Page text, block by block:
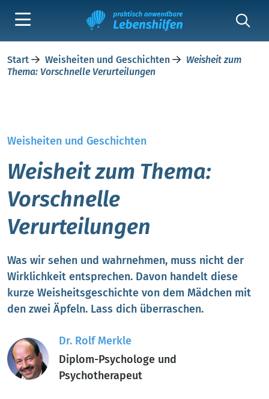
Start Weisheiten und Geschichten
Weisheit zum
Thema: Vorschnelle Verurteilungen
Weisheiten und Geschichten
Weisheit zum Thema:
Vorschnelle
Verurteilungen
Was wir sehen und wahrnehmen, muss nicht der
Wirklichkeit entsprechen. Davon handelt diese
kurze Weisheitsgeschichte von dem Mädchen mit
den zwei Äpfeln. Lass dich überraschen.
Dr. Rolf Merkle
Diplom-Psychologe und
Psychotherapeut